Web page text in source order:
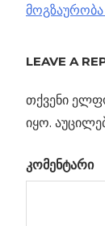
მოგზაურობა
Previous
ზეახლად
აფეთქებაში
LEAVE A
თქვენი
იყო.
კომენტარი